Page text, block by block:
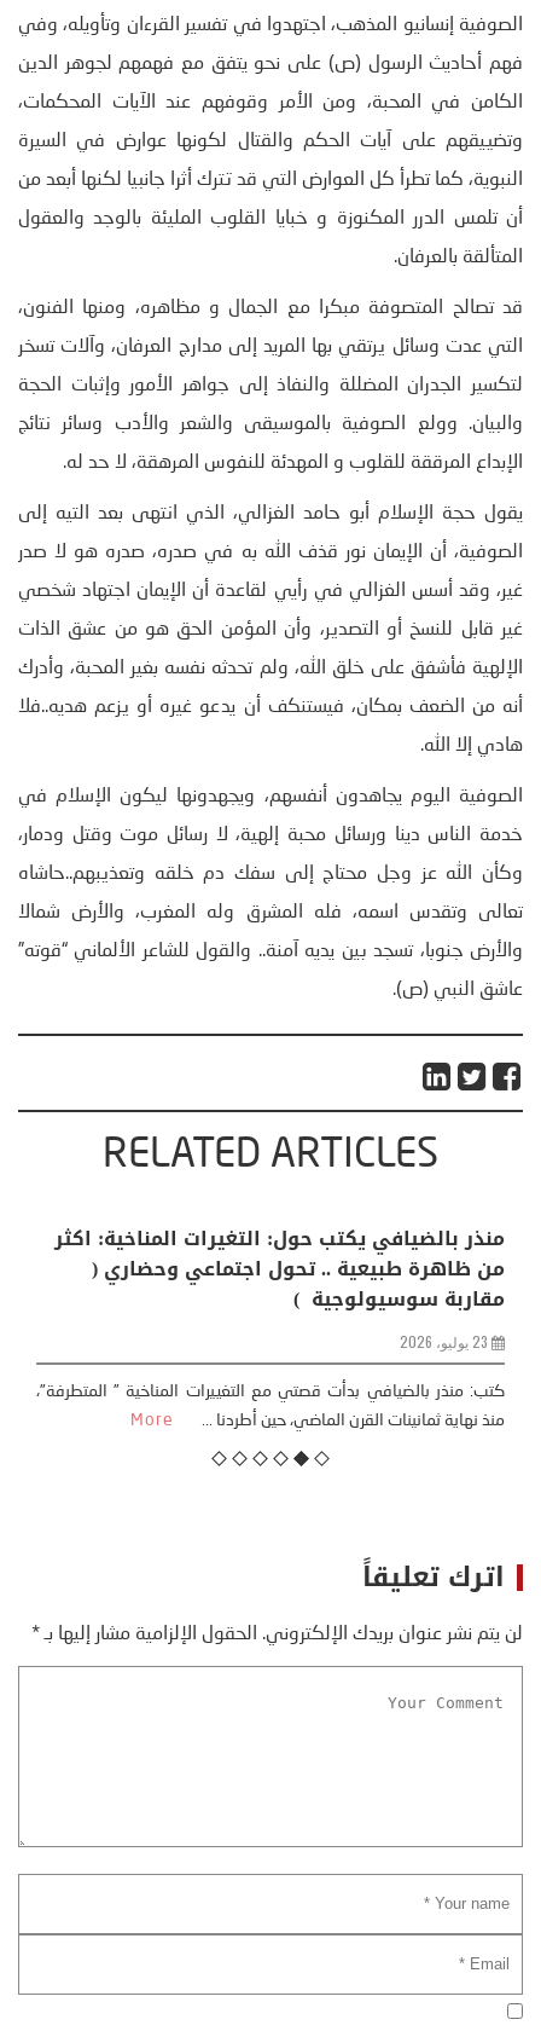
الصوفية إنسانيو المذهب، اجتهدوا في تفسير القرءان وتأويله، وفي
فهم أحاديث الرسول (ص) على نحو يتفق مع فهمهم لجوهر الدين
الكامن في المحبة، ومن الأمر وقوفهم عند الآيات المحكمات،
وتضييقهم على آيات الحكم والقتال لكونها عوارض في السيرة
النبوية، كما تطرأ كل العوارض التي قد تترك أثرا جانبيا لكنها أبعد من
أن تلمس الدرر المكنوزة و خبايا القلوب المليئة بالوجد والعقول
المتألقة بالعرفان.
قد تصالح المتصوفة مبكرا مع الجمال و مظاهره، ومنها الفنون،
التي عدت وسائل يرتقي بها المريد إلى مدارج العرفان، وآلات تسخر
لتكسير الجدران المضللة والنفاذ إلى جواهر الأمور وإثبات الحجة
والبيان. وولع الصوفية بالموسيقى والشعر والأدب وسائر نتائج
الإبداع المرققة للقلوب و المهدئة للنفوس المرهقة، لا حد له.
يقول حجة الإسلام أبو حامد الغزالي، الذي انتهى بعد التيه إلى
الصوفية، أن الإيمان نور قذف الله به في صدره، صدره هو لا صدر
غير، وقد أسس الغزالي في رأيي لقاعدة أن الإيمان اجتهاد شخصي
غير قابل للنسخ أو التصدير، وأن المؤمن الحق هو من عشق الذات
الإلهية فأشفق على خلق الله، ولم تحدثه نفسه بغير المحبة، وأدرك
أنه من الضعف بمكان، فيستنكف أن يدعو غيره أو يزعم هديه..فلا
هادي إلا الله.
الصوفية اليوم يجاهدون أنفسهم، ويجهدونها ليكون الإسلام في
خدمة الناس دينا ورسائل محبة إلهية، لا رسائل موت وقتل ودمار،
وكأن الله عز وجل محتاج إلى سفك دم خلقه وتعذيبهم..حاشاه
تعالى وتقدس اسمه، فله المشرق وله المغرب، والأرض شمالا
والأرض جنوبا، تسجد بين يديه آمنة.. والقول للشاعر الألماني “قوته”
عاشق النبي (ص).
RELATED ARTICLES
منذر بالضيافي يكتب حول: التغيرات المناخية: اكثر
من ظاهرة طبيعية .. تحول اجتماعي وحضاري (
مقاربة سوسيولوجية )
23 يوليو، 2026
كتب: منذر بالضيافي بدأت قصتي مع التغييرات المناخية ” المتطرفة”،
منذ نهاية ثمانينات القرن الماضي، حين أطردنا ...
More
اترك تعليقاً
لن يتم نشر عنوان بريدك الإلكتروني. الحقول الإلزامية مشار إليها بـ*